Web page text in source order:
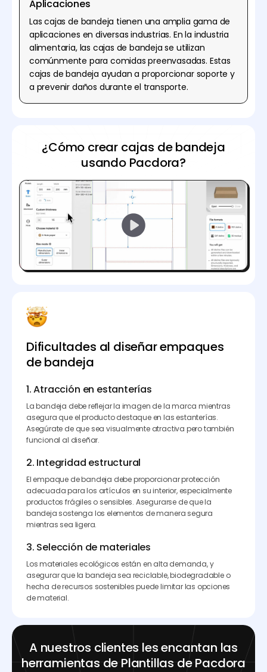
Aplicaciones
Las cajas de bandeja tienen una amplia gama de
aplicaciones en diversas industrias. En la industria
alimentaria, las cajas de bandeja se utilizan
comúnmente para comidas preenvasadas. Estas
cajas de bandeja ayudan a proporcionar soporte y
a prevenir daños durante el transporte.
¿Cómo crear cajas de bandeja
usando Pacdora?
Dificultades al diseñar empaques
de bandeja
1. Atracción en estanterías
La bandeja debe reflejar la imagen de la marca mientras
asegura que el producto destaque en las estanterías.
Asegúrate de que sea visualmente atractiva pero también
funcional al diseñar.
2. Integridad estructural
El empaque de bandeja debe proporcionar protección
adecuada para los artículos en su interior, especialmente
productos frágiles o sensibles. Asegurarse de que la
bandeja sostenga los elementos de manera segura
mientras sea ligera.
3. Selección de materiales
Los materiales ecológicos están en alta demanda, y
asegurar que la bandeja sea reciclable, biodegradable o
hecha de recursos sostenibles puede limitar las opciones
de material.
A nuestros clientes les encantan las
herramientas de Plantillas de Pacdora